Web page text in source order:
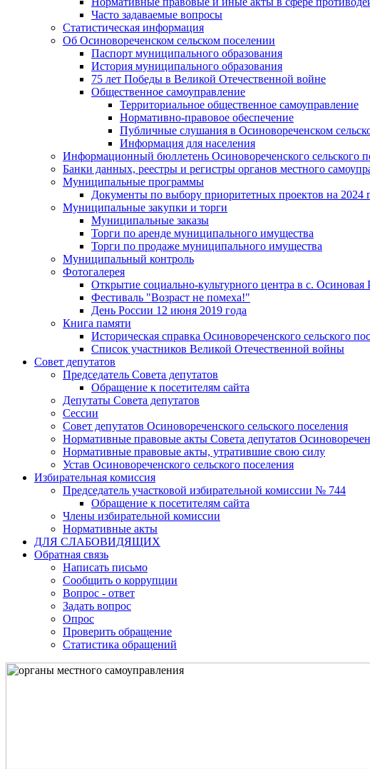
Часто задаваемые вопросы
Статистическая информация
Об Осиновореченском сельском поселении
Паспорт муниципального образования
История муниципального образования
75 лет Победы в Великой Отечественной войне
Общественное самоуправление
Территориальное общественное самоуправление
Нормативно-правовое обеспечение
Публичные слушания в Осиновореченском
Информация для населения
Информационный бюллетень Осиновореченского сельского
Банки данных, реестры и регистры органов местного
Муниципальные программы
Документы по выбору приоритетных проектов на 2024
Муниципальные закупки и торги
Муниципальные заказы
Торги по аренде муниципального имущества
Торги по продаже муниципального имущества
Муниципальный контроль
Фотогалерея
Открытие социально-культурного центра в с. Осиновая
Фестиваль "Возраст не помеха!"
День России 12 июня 2019 года
Книга памяти
Историческая справка Осиновореченского сельского
Список участников Великой Отечественной войны
Совет депутатов
Председатель Совета депутатов
Обращение к посетителям сайта
Депутаты Совета депутатов
Сессии
Совет депутатов Осиновореченского сельского поселения
Нормативные правовые акты Совета депутатов
Нормативные правовые акты, утратившие свою силу
Устав Осиновореченского сельского поселения
Избирательная комиссия
Председатель участковой избирательной комиссии № 744
Обращение к посетителям сайта
Члены избирательной комиссии
Нормативные акты
ДЛЯ СЛАБОВИДЯЩИХ
Обратная связь
Написать письмо
Сообщить о коррупции
Вопрос - ответ
Задать вопрос
Опрос
Проверить обращение
Статистика обращений